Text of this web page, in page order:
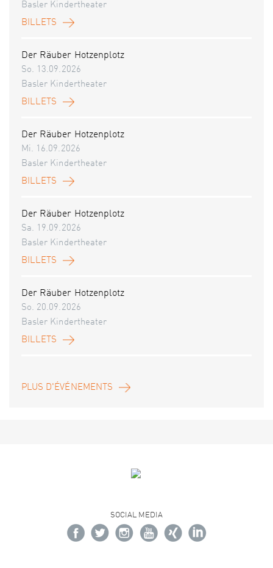
Basler Kindertheater
BILLETS
Der Räuber Hotzenplotz
So. 13.09.2026
Basler Kindertheater
BILLETS
Der Räuber Hotzenplotz
Mi. 16.09.2026
Basler Kindertheater
BILLETS
Der Räuber Hotzenplotz
Sa. 19.09.2026
Basler Kindertheater
BILLETS
Der Räuber Hotzenplotz
So. 20.09.2026
Basler Kindertheater
BILLETS
PLUS D'ÉVÉNEMENTS
SOCIAL MEDIA